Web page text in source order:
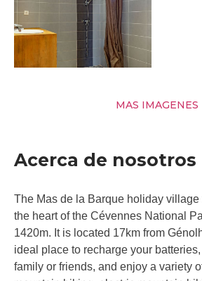
MAS IMAGENES
Acerca de nosotros
The Mas de la Barque holiday
the heart of the Cévennes National
1420m. It is located 17km from
ideal place to recharge your
family or friends, and enjoy a variety